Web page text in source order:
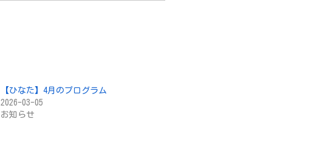
【ひなた】4月のプログラム
2026-03-05
お知らせ